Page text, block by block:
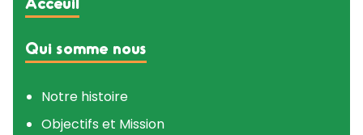
Qui somme nous
Notre histoire
Objectifs et Mission